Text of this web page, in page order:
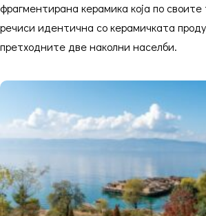
фрагментирана керамика која по
речиси идентична со керамичката
претходните две наколни населби.